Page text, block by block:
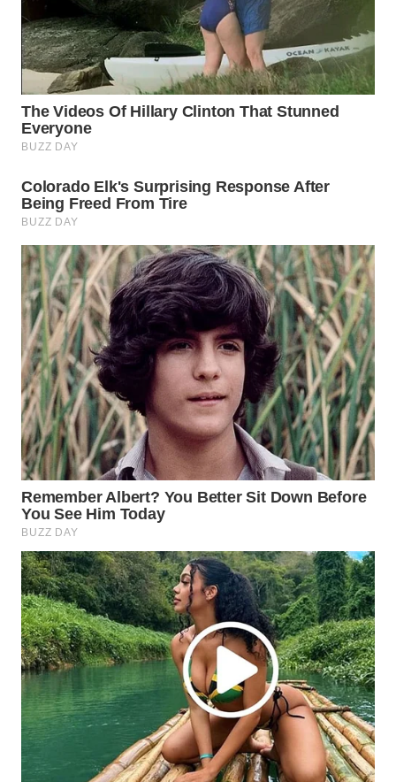
WN
NIAS
WN
LANGKAT
SELATAN
TANJUNG
LESUNG
WN
KARO
WN
SIMALUNGUN
WN
LABUHANBATU
WN
TAPANULI
TENGAH
WN DELI
SERDANG
WN
TEBING
TINGGI
PAKPAK